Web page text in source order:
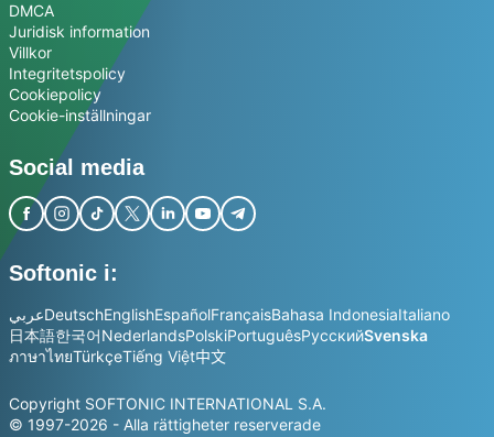
DMCA
Juridisk information
Villkor
Integritetspolicy
Cookiepolicy
Cookie-inställningar
Social media
Softonic i:
عربيDeutschEnglishEspañolFrançaisBahasa IndonesiaItaliano
日本語한국어NederlandsPolskiPortuguêsРусскийSvenska
ภาษาไทยTürkçeTiếng Việt中文
Copyright SOFTONIC INTERNATIONAL S.A.
© 1997-2026 - Alla rättigheter reserverade